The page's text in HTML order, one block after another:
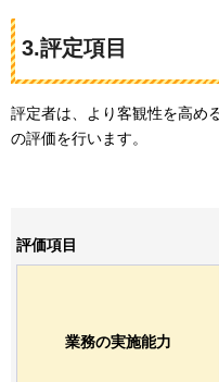
3.評定項目
評定者は、より客観性を高め
の評価を行います。
評価項目
業務の実施能力